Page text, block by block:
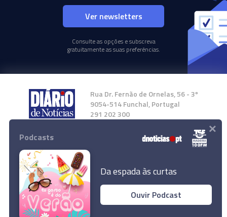
Ver newsletters
Consulte as opções e subscreva
gratuitamente as suas preferências.
Rua Dr. Fernão de Ornelas, 56 - 3º
9054-514 Funchal, Portugal
291 202 300
Instale a nossa App
© 2024 Empresa Diário de Notícias, Lda.
Podcasts
Da espada às curtas
Ouvir Podcast
×